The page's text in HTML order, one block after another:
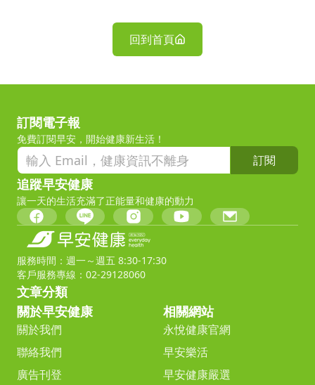
回到首頁
訂閱電子報
免費訂閱早安，開始健康新生活！
訂閱
追蹤早安健康
讓一天的生活充滿了正能量和健康的動力
服務時間：週一～週五 8:30-17:30
客戶服務專線：02-29128060
文章分類
關於早安健康
關於我們
聯絡我們
廣告刊登
相關網站
永悅健康官網
早安樂活
早安健康嚴選